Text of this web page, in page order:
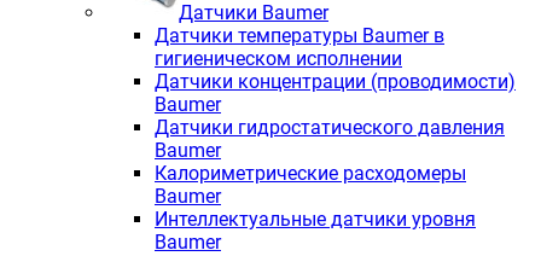
Датчики Baumer
Датчики температуры Baumer в
гигиеническом исполнении
Датчики концентрации (проводимости)
Baumer
Датчики гидростатического давления
Baumer
Калориметрические расходомеры
Baumer
Интеллектуальные датчики уровня
Baumer